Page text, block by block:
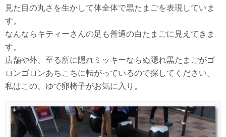
見た目の丸さを生かして体全体で黒たまごを表現していま
す。
なんならキティーさんの足も普通の白たまごに見えてきま
す。
店舗や外、至る所に隠れミッキーならぬ隠れ黒たまごがゴ
ロンゴロンあちこちに転がっているので探してください。
私はこの、ゆで卵椅子がお気に入り。